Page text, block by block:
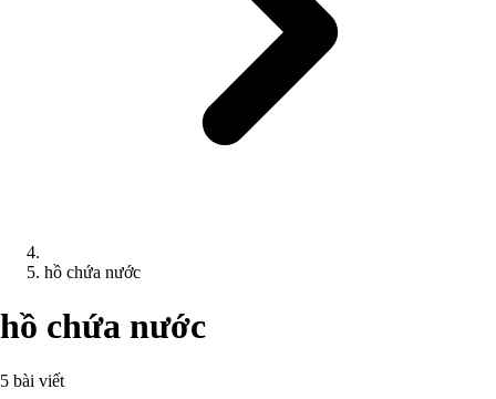
hồ chứa nước
hồ chứa nước
5 bài viết